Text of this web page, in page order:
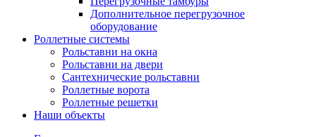
Дополнительное перегрузочное
оборудование
Роллетные системы
Рольставни на окна
Рольставни на двери
Сантехнические рольставни
Роллетные ворота
Роллетные решетки
Наши объекты